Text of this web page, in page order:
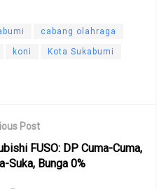
cabang olahraga
koni Kota Sukabumi
Post
FUSO: DP Cuma-Cuma,
Suka, Bunga 0%